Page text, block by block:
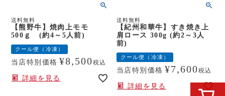
送料無料
【熊野牛】焼肉上モモ
500ｇ (約4～5人前)
クール便（冷凍）
当店特別価格 ¥8,500税込
詳細を見る
送料無料
【紀州和華牛】すき焼き上
肩ロース 300g (約2～3人
前)
クール便（冷凍）
当店特別価格 ¥7,600税込
詳細を見る